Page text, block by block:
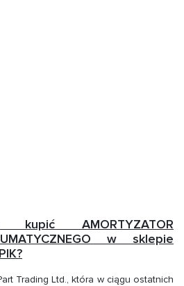
AMORTYZATOR
w sklepie
Trading Ltd., która w ciągu ostatnich